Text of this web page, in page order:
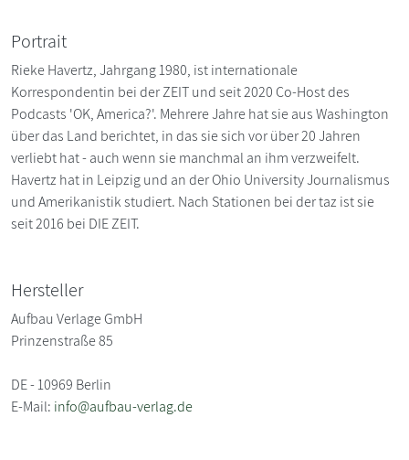
Portrait
Rieke Havertz, Jahrgang 1980, ist internationale
Korrespondentin bei der ZEIT und seit 2020 Co-Host des
Podcasts 'OK, America?'. Mehrere Jahre hat sie aus Washington
über das Land berichtet, in das sie sich vor über 20 Jahren
verliebt hat - auch wenn sie manchmal an ihm verzweifelt.
Havertz hat in Leipzig und an der Ohio University Journalismus
und Amerikanistik studiert. Nach Stationen bei der taz ist sie
seit 2016 bei DIE ZEIT.
Hersteller
Aufbau Verlage GmbH
Prinzenstraße 85
DE - 10969 Berlin
E-Mail: info@aufbau-verlag.de